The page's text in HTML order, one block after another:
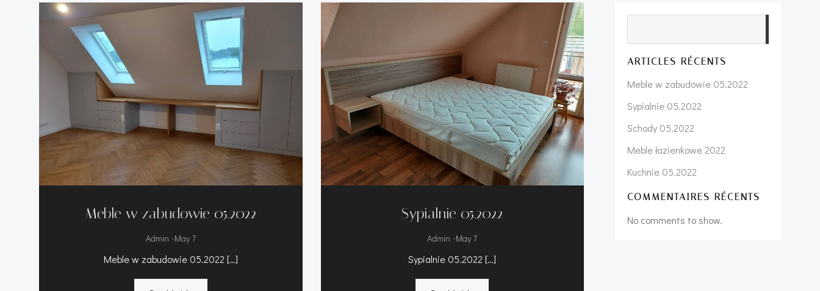
Meble w zabudowie 05.2022
Admin -May 7
Meble w zabudowie 05.2022 […]
Sypialnie 05.2022
Admin -May 7
Sypialnie 05.2022 […]
ARTICLES RÉCENTS
Meble w zabudowie 05.2022
Sypialnie 05.2022
Schody 05.2022
Meble łazienkowe 2022
Kuchnie 05.2022
COMMENTAIRES RÉCENTS
No comments to show.